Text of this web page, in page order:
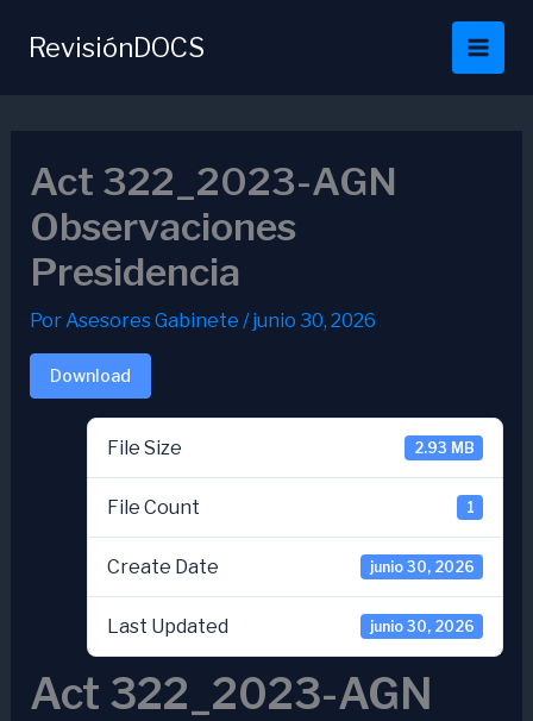
RevisiónDOCS
Act 322_2023-AGN
Observaciones
Presidencia
PorAsesores Gabinete /junio 30, 2026
Download
File Size 2.93 MB
File Count 1
Create Date junio 30, 2026
Last Updated junio 30, 2026
Act 322_2023-AGN